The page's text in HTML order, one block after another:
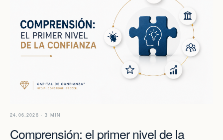
24.06.2026 · 3 MIN
Comprensión: el primer nivel de la